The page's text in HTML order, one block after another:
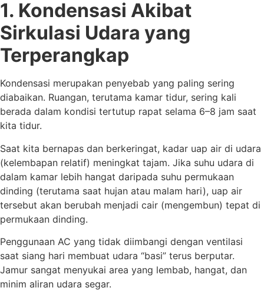
1. Kondensasi Akibat
Sirkulasi Udara yang
Terperangkap
Kondensasi merupakan penyebab yang paling sering
diabaikan. Ruangan, terutama kamar tidur, sering kali
berada dalam kondisi tertutup rapat selama 6–8 jam saat
kita tidur.
Saat kita bernapas dan berkeringat, kadar uap air di udara
(kelembapan relatif) meningkat tajam. Jika suhu udara di
dalam kamar lebih hangat daripada suhu permukaan
dinding (terutama saat hujan atau malam hari), uap air
tersebut akan berubah menjadi cair (mengembun) tepat di
permukaan dinding.
Penggunaan AC yang tidak diimbangi dengan ventilasi
saat siang hari membuat udara “basi” terus berputar.
Jamur sangat menyukai area yang lembab, hangat, dan
minim aliran udara segar.